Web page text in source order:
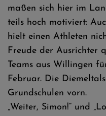
maßen sich hier im
teils hoch motiviert:
hielt einen Athleten
Freude der Ausrichter
Teams aus Willingen
Februar. Die
Grundschulen vorn.
„Weiter, Simon!“ und